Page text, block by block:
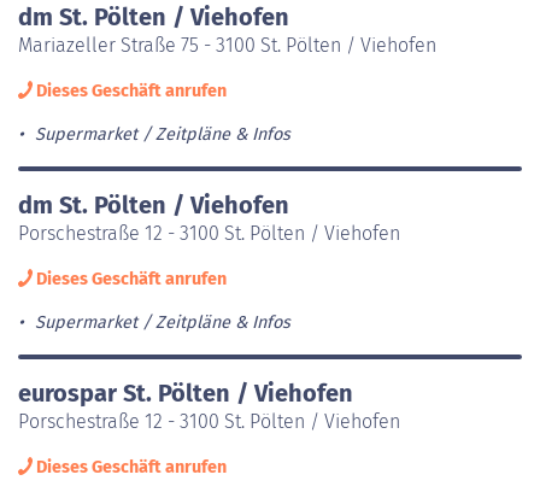
dm St. Pölten / Viehofen
Mariazeller Straße 75 - 3100 St. Pölten / Viehofen
Dieses Geschäft anrufen
Supermarket Zeitpläne & Infos
dm St. Pölten / Viehofen
Porschestraße 12 - 3100 St. Pölten / Viehofen
Dieses Geschäft anrufen
Supermarket Zeitpläne & Infos
eurospar St. Pölten / Viehofen
Porschestraße 12 - 3100 St. Pölten / Viehofen
Dieses Geschäft anrufen